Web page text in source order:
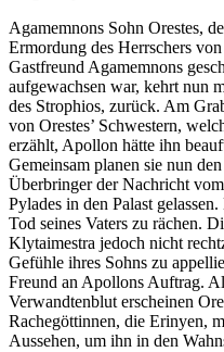
Agamemnons Sohn Orestes,
Ermordung des Herrschers
Gastfreund Agamemnons
aufgewachsen war, kehrt nun
des Strophios, zurück. Am
von Orestes’ Schwestern,
erzählt, Apollon hätte ihn
Gemeinsam planen sie nun
Überbringer der Nachricht
Pylades in den Palast
Tod seines Vaters zu rächen.
Klytaimestra jedoch nicht
Gefühle ihres Sohns zu
Freund an Apollons Auftrag.
Verwandtenblut erscheinen
Rachegöttinnen, die Erinyen,
Aussehen, um ihn in den